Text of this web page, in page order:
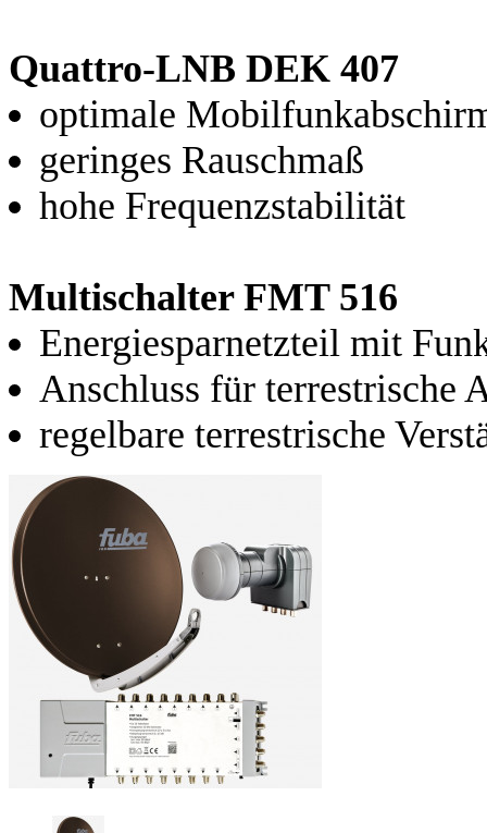
Quattro-LNB DEK 407
optimale
geringes Rauschmaß
hohe Frequenzstabilität
Multischalter FMT 516
Energiesparnetzteil mit
Anschluss für terrestrische
regelbare terrestrische